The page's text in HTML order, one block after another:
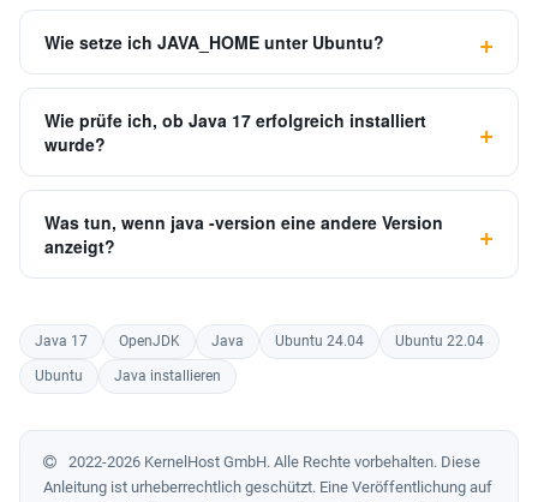
Wie setze ich JAVA_HOME unter Ubuntu?
Wie prüfe ich, ob Java 17 erfolgreich installiert
wurde?
Was tun, wenn java -version eine andere Version
anzeigt?
Java 17 OpenJDK Java Ubuntu 24.04 Ubuntu 22.04
Ubuntu Java installieren
2022-2026 KernelHost GmbH. Alle Rechte vorbehalten. Diese
Anleitung ist urheberrechtlich geschützt. Eine Veröffentlichung auf